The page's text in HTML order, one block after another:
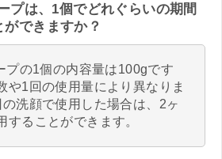
は、1個でどれぐらいの期間
できますか？
の1個の内容量は100gです
や1回の使用量により異なりま
洗顔で使用した場合は、2ヶ
することができます。